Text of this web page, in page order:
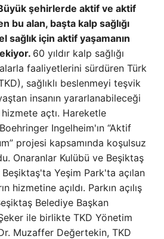
şehirlerde aktif ve aktif
bu alan, başta kalp sağlığı
sağlık için aktif yaşamanın
60 yıldır kalp sağlığı
faaliyetlerini sürdüren Türk
sağlıklı beslenmeyi teşvik
insanın yararlanabileceği
hizmete açtı. Hareketle
Ingelheim'ın “Aktif
projesi kapsamında koşulsuz
Onaranlar Kulübü ve Beşiktaş
Yeşim Park'ta açılan
hizmetine açıldı. Parkın açılış
Belediye Başkan
ile birlikte TKD Yönetim
Muzaffer Değertekin, TKD